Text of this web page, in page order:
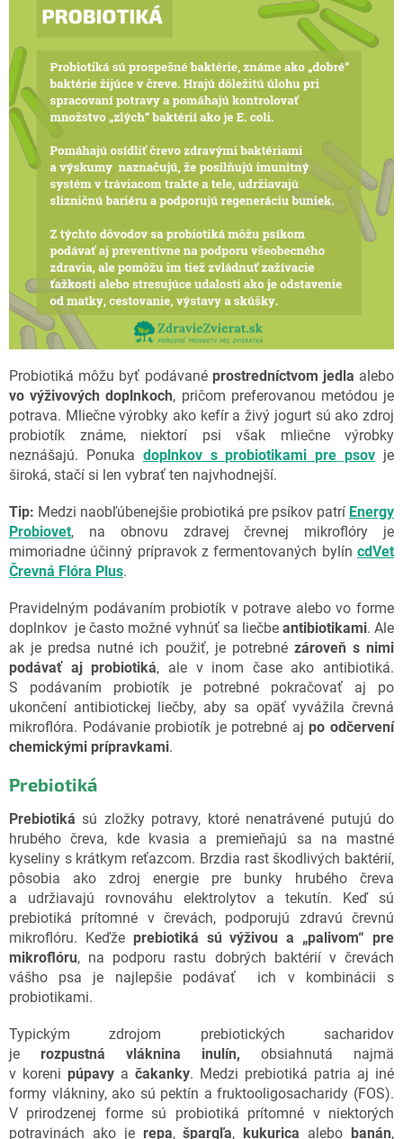
Probiotiká môžu byť podávané prostredníctvom jedla alebo
vo výživových doplnkoch, pričom preferovanou metódou je
potrava. Mliečne výrobky ako kefír a živý jogurt sú ako zdroj
probiotík známe, niektorí psi však mliečne výrobky
neznášajú. Ponuka doplnkov s probiotikami pre psov je
široká, stačí si len vybrať ten najvhodnejší.
Tip: Medzi naobľúbenejšie probiotiká pre psíkov patrí Energy
Probiovet, na obnovu zdravej črevnej mikroflóry je
mimoriadne účinný prípravok z fermentovaných bylín cdVet
Črevná Flóra Plus.
Pravidelným podávaním probiotík v potrave alebo vo forme
doplnkov je často možné vyhnúť sa liečbe antibiotikami. Ale
ak je predsa nutné ich použiť, je potrebné zároveň s nimi
podávať aj probiotiká, ale v inom čase ako antibiotiká.
S podávaním probiotík je potrebné pokračovať aj po
ukončení antibiotickej liečby, aby sa opäť vyvážila črevná
mikroflóra. Podávanie probiotík je potrebné aj po odčervení
chemickými prípravkami.
Prebiotiká
Prebiotikású zložky potravy, ktoré nenatrávené putujú do
hrubého čreva, kde kvasia a premieňajú sa na mastné
kyseliny s krátkym reťazcom. Brzdia rast škodlivých baktérií,
pôsobia ako zdroj energie pre bunky hrubého čreva
a udržiavajú rovnováhu elektrolytov a tekutín. Keď sú
prebiotiká prítomné v črevách, podporujú zdravú črevnú
mikroflóru. Keďže prebiotiká sú výživou a „palivom“ pre
mikroflóru, na podporu rastu dobrých baktérií v črevách
vášho psa je najlepšie podávať ich v kombinácii s
probiotikami.
Typickým zdrojom prebiotických sacharidov
je rozpustná vláknina inulín, obsiahnutá najmä
v koreni púpavy a čakanky. Medzi prebiotiká patria aj iné
formy vlákniny, ako sú pektín a fruktooligosacharidy (FOS).
V prirodzenej forme sú probiotiká prítomné v niektorých
potravinách ako je repa,špargľa, kukurica alebo banán,